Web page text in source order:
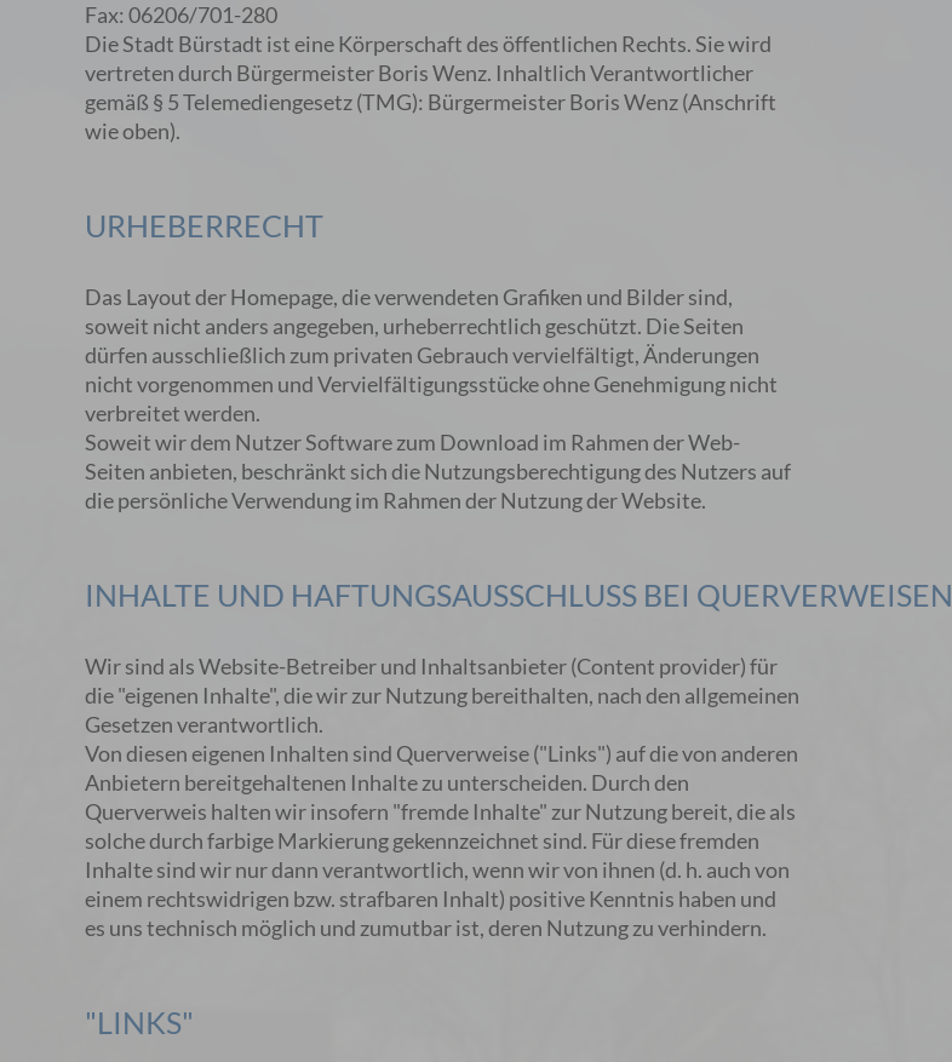
Fax: 06206/701-280
Die Stadt Bürstadt ist eine Körperschaft des öffentlichen Rechts. Sie wird
vertreten durch Bürgermeister Boris Wenz. Inhaltlich Verantwortlicher
gemäß § 5 Telemediengesetz (TMG): Bürgermeister Boris Wenz (Anschrift
wie oben).
URHEBERRECHT
Das Layout der Homepage, die verwendeten Grafiken und Bilder sind,
soweit nicht anders angegeben, urheberrechtlich geschützt. Die Seiten
dürfen ausschließlich zum privaten Gebrauch vervielfältigt, Änderungen
nicht vorgenommen und Vervielfältigungsstücke ohne Genehmigung nicht
verbreitet werden.
Soweit wir dem Nutzer Software zum Download im Rahmen der Web-
Seiten anbieten, beschränkt sich die Nutzungsberechtigung des Nutzers auf
die persönliche Verwendung im Rahmen der Nutzung der Website.
INHALTE UND HAFTUNGSAUSSCHLUSS BEI QUERVERWEISEN
Wir sind als Website-Betreiber und Inhaltsanbieter (Content provider) für
die "eigenen Inhalte", die wir zur Nutzung bereithalten, nach den allgemeinen
Gesetzen verantwortlich.
Von diesen eigenen Inhalten sind Querverweise ("Links") auf die von anderen
Anbietern bereitgehaltenen Inhalte zu unterscheiden. Durch den
Querverweis halten wir insofern "fremde Inhalte" zur Nutzung bereit, die als
solche durch farbige Markierung gekennzeichnet sind. Für diese fremden
Inhalte sind wir nur dann verantwortlich, wenn wir von ihnen (d. h. auch von
einem rechtswidrigen bzw. strafbaren Inhalt) positive Kenntnis haben und
es uns technisch möglich und zumutbar ist, deren Nutzung zu verhindern.
"LINKS"